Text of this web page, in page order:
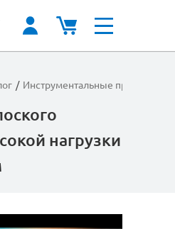
/ Инструментальные пружины
нагрузки